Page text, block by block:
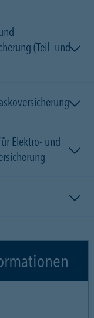
(Teil- und
Elektro- und